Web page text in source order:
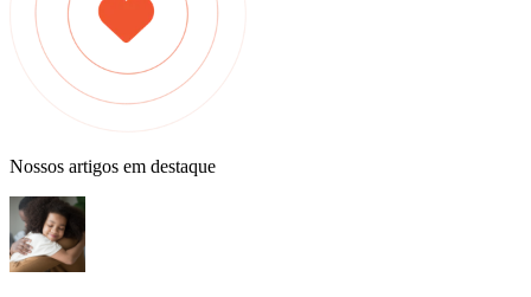
Nossos artigos em destaque